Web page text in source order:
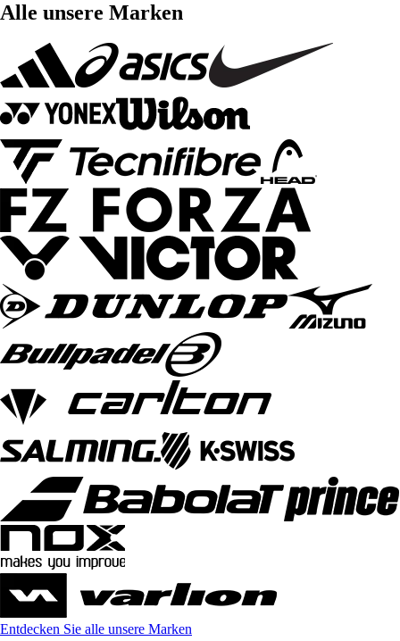
Alle unsere Marken
Entdecken Sie alle unsere Marken